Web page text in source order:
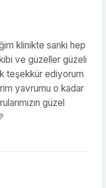
klinikte sanki hep
ve güzeller güzeli
teşekkür ediyorum
yavrumu o kadar
güzel